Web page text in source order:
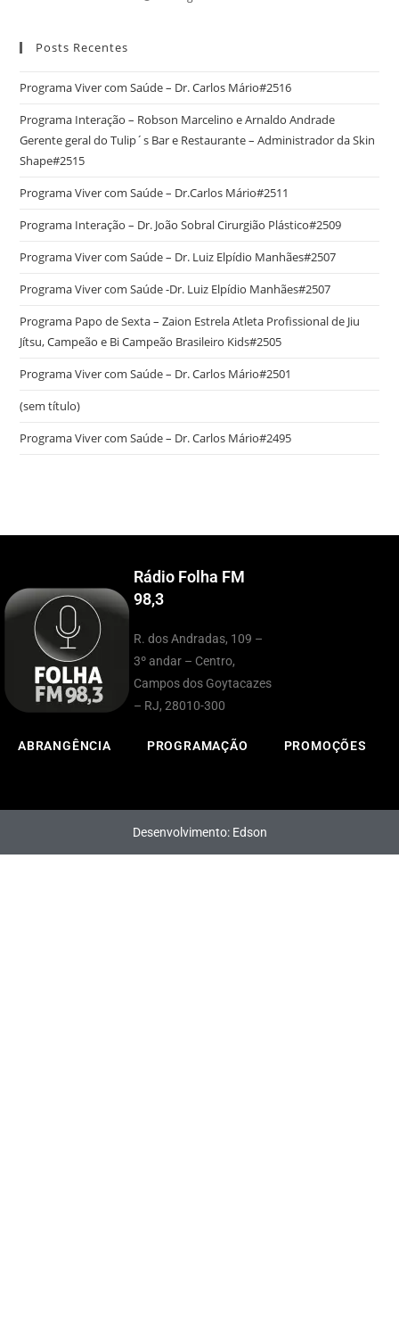
Posts Recentes
Programa Viver com Saúde – Dr. Carlos Mário#2516
Programa Interação – Robson Marcelino e Arnaldo Andrade
Gerente geral do Tulip´s Bar e Restaurante – Administrador da Skin
Shape#2515
Programa Viver com Saúde – Dr.Carlos Mário#2511
Programa Interação – Dr. João Sobral Cirurgião Plástico#2509
Programa Viver com Saúde – Dr. Luiz Elpídio Manhães#2507
Programa Viver com Saúde -Dr. Luiz Elpídio Manhães#2507
Programa Papo de Sexta – Zaion Estrela Atleta Profissional de Jiu
Jítsu, Campeão e Bi Campeão Brasileiro Kids#2505
Programa Viver com Saúde – Dr. Carlos Mário#2501
(sem título)
Programa Viver com Saúde – Dr. Carlos Mário#2495
Rádio Folha FM
98,3
R. dos Andradas, 109 –
3º andar – Centro,
Campos dos Goytacazes
– RJ, 28010-300
ABRANGÊNCIA PROGRAMAÇÃO PROMOÇÕES
Desenvolvimento: Edson